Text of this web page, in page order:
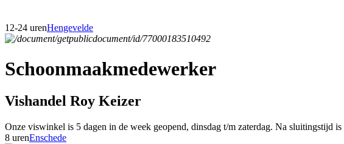
12-24 urenHengevelde
Schoonmaakmedewerker
Vishandel Roy Keizer
Onze viswinkel is 5 dagen in de week geopend, dinsdag t/m zaterdag. Na sluitingstijd
8 urenEnschede